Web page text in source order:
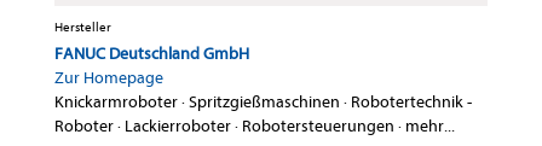
Hersteller
FANUC Deutschland GmbH
Zur Homepage
Knickarmroboter·Spritzgießmaschinen · Robotertechnik -
Roboter· Lackierroboter· Robotersteuerungen · mehr...